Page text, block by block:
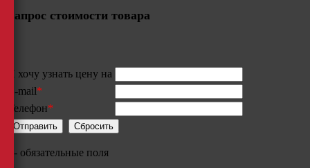
Запрос стоимости товара
Я хочу узнать цену на
E-mail*
Телефон*
- обязательные поля